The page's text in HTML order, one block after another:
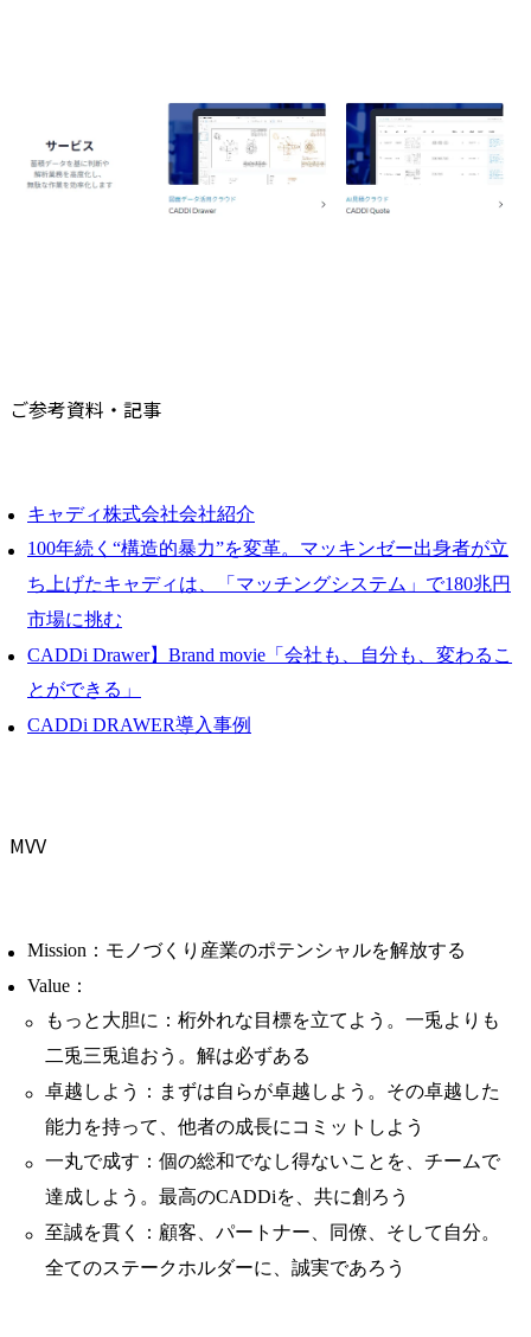
ご参考資料・記事
キャディ株式会社会社紹介
100年続く“構造的暴力”を変革。マッキンゼー出身者が立
ち上げたキャディは、「マッチングシステム」で180兆円
市場に挑む
CADDi Drawer】Brand movie「会社も、自分も、変わるこ
とができる」
CADDi DRAWER導入事例
MVV
Mission：モノづくり産業のポテンシャルを解放する
Value：
もっと大胆に：桁外れな目標を立てよう。一兎よりも
二兎三兎追おう。解は必ずある
卓越しよう：まずは自らが卓越しよう。その卓越した
能力を持って、他者の成長にコミットしよう
一丸で成す：個の総和でなし得ないことを、チームで
達成しよう。最高のCADDiを、共に創ろう
至誠を貫く：顧客、パートナー、同僚、そして自分。
全てのステークホルダーに、誠実であろう